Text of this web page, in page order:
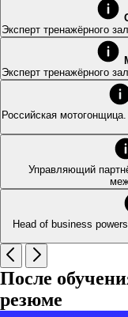
Эксперт тренажёрного
Эксперт тренажёрного
Российская
Управляющий
Head of business
После
резюме